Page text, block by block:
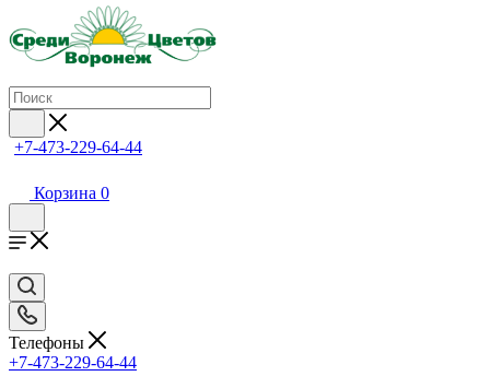
+7-473-229-64-44
Корзина 0
Телефоны
+7-473-229-64-44